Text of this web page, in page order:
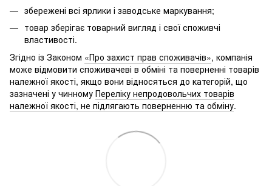
збережені всі ярлики і заводське маркування;
товар зберігає товарний вигляд і свої споживчі
властивості.
Згідно із Законом «Про захист прав споживачів», компанія
може відмовити споживачеві в обміні та поверненні товарів
належної якості, якщо вони відносяться до категорій, що
зазначені у чинному Переліку непродовольчих товарів
належної якості, не підлягають поверненню та обміну.